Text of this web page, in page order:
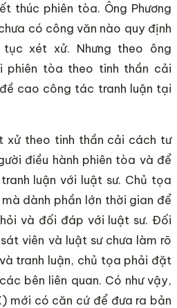
thúc phiên tòa. Ông Phương
có công văn nào quy định
xét xử. Nhưng theo ông
phiên tòa theo tinh thần cải
cao công tác tranh luận tại
xử theo tinh thần cải cách tư
điều hành phiên tòa và để
luận với luật sư. Chủ tọa
dành phần lớn thời gian để
và đối đáp với luật sư. Đối
viên và luật sư chưa làm rõ
tranh luận, chủ tọa phải đặt
bên liên quan. Có như vậy,
mới có căn cứ để đưa ra bản